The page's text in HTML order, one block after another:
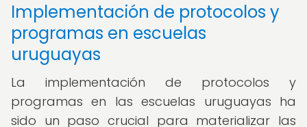
Implementación de protocolos y
programas en escuelas
uruguayas
La implementación de protocolos y
programas en las escuelas uruguayas ha
sido un paso crucial para materializar las